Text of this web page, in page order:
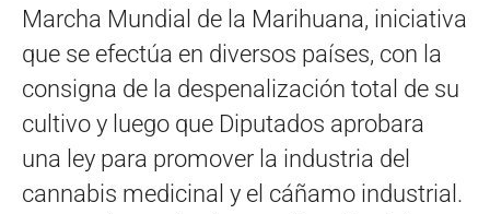
Marcha Mundial de la Marihuana, iniciativa
que se efectúa en diversos países, con la
consigna de la despenalización total de su
cultivo y luego que Diputados aprobara
una ley para promover la industria del
cannabis medicinal y el cáñamo industrial.